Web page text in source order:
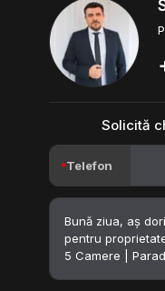
Solicită
Telefon